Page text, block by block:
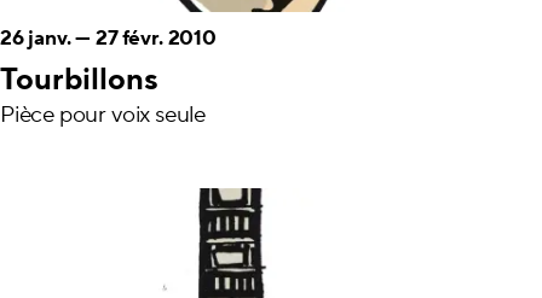
Tourbillons
26 janv.—27 févr. 2010
Pièce pour voix seule